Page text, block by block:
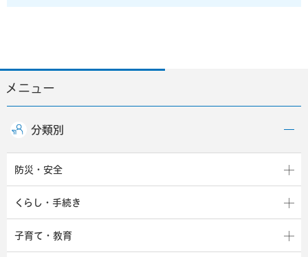
メニュー
分類別
防災・安全
くらし・手続き
子育て・教育